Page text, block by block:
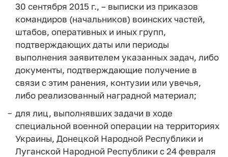
30 сентября 2015 г., – выписки из приказов
командиров (начальников) воинских частей,
штабов, оперативных и иных групп,
подтверждающих даты или периоды
выполнения заявителем указанных задач, либо
документы, подтверждающие получение в
связи с этим ранения, контузии или увечья,
либо реализованный наградной материал;
для лиц, выполнявших задачи в ходе
специальной военной операции на территориях
Украины, Донецкой Народной Республики и
Луганской Народной Республики с 24 февраля